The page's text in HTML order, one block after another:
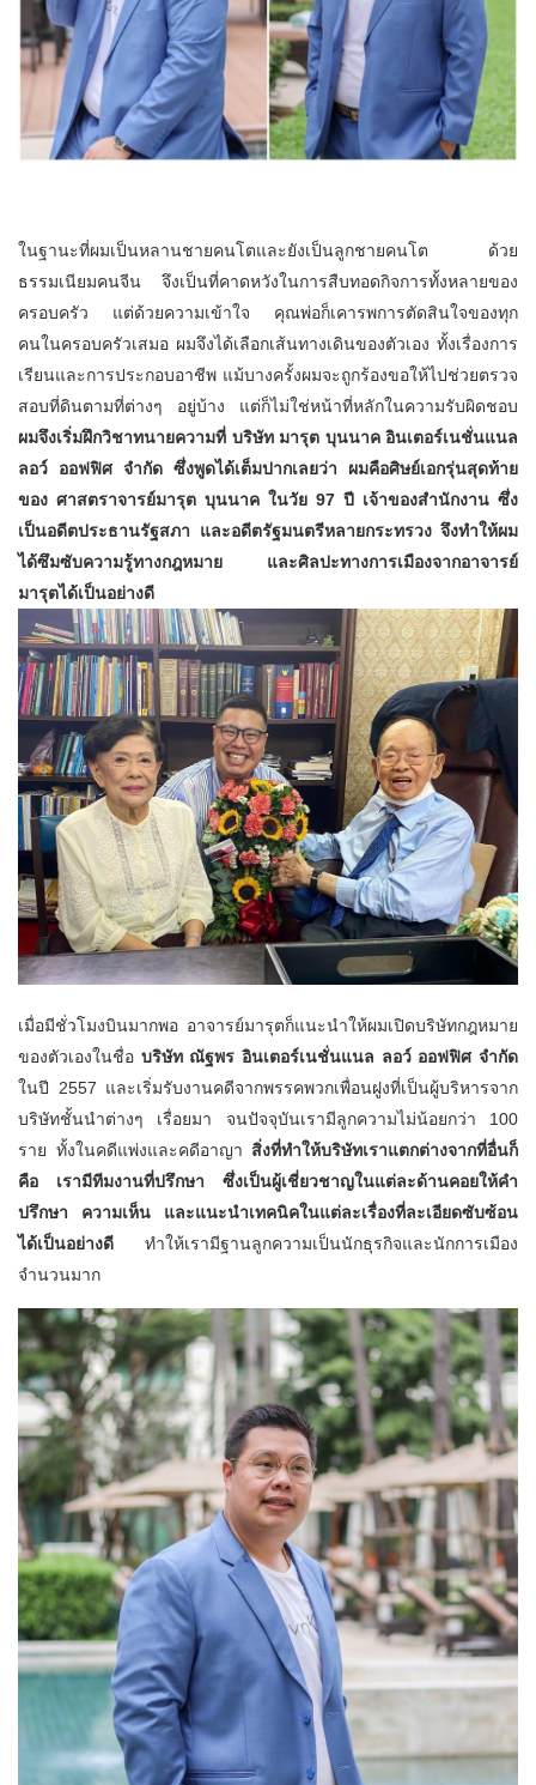
ในฐานะที่ผมเป็นหลานชายคนโตและยังเป็นลูกชายคนโต ด้วย
ธรรมเนียมคนจีน จึงเป็นที่คาดหวังในการสืบทอดกิจการทั้งหลายของ
ครอบครัว แต่ด้วยความเข้าใจ คุณพ่อก็เคารพการตัดสินใจของทุก
คนในครอบครัวเสมอ ผมจึงได้เลือกเส้นทางเดินของตัวเอง ทั้งเรื่องการ
เรียนและการประกอบอาชีพ แม้บางครั้งผมจะถูกร้องขอให้ไปช่วยตรวจ
สอบที่ดินตามที่ต่างๆ อยู่บ้าง แต่ก็ไม่ใช่หน้าที่หลักในความรับผิดชอบ
ผมจึงเริ่มฝึกวิชาทนายความที่ บริษัท มารุต บุนนาค อินเตอร์เนชั่นแนล
ลอว์ ออฟฟิศ จำกัด ซึ่งพูดได้เต็มปากเลยว่า ผมคือศิษย์เอกรุ่นสุดท้าย
ของ ศาสตราจารย์มารุต บุนนาค ในวัย 97 ปี เจ้าของสำนักงาน ซึ่ง
เป็นอดีตประธานรัฐสภา และอดีตรัฐมนตรีหลายกระทรวง จึงทำให้ผม
ได้ซึมซับความรู้ทางกฎหมาย และศิลปะทางการเมืองจากอาจารย์
มารุตได้เป็นอย่างดี
เมื่อมีชั่วโมงบินมากพอ อาจารย์มารุตก็แนะนำให้ผมเปิดบริษัทกฎหมาย
ของตัวเองในชื่อ บริษัท ณัฐพร อินเตอร์เนชั่นแนล ลอว์ ออฟฟิศ จำกัด
ในปี 2557 และเริ่มรับงานคดีจากพรรคพวกเพื่อนฝูงที่เป็นผู้บริหารจาก
บริษัทชั้นนำต่างๆ เรื่อยมา จนปัจจุบันเรามีลูกความไม่น้อยกว่า 100
ราย ทั้งในคดีแพ่งและคดีอาญา สิ่งที่ทำให้บริษัทเราแตกต่างจากที่อื่นก็
คือ เรามีทีมงานที่ปรึกษา ซึ่งเป็นผู้เชี่ยวชาญในแต่ละด้านคอยให้คำ
ปรึกษา ความเห็น และแนะนำเทคนิคในแต่ละเรื่องที่ละเอียดซับซ้อน
ได้เป็นอย่างดี ทำให้เรามีฐานลูกความเป็นนักธุรกิจและนักการเมือง
จำนวนมาก